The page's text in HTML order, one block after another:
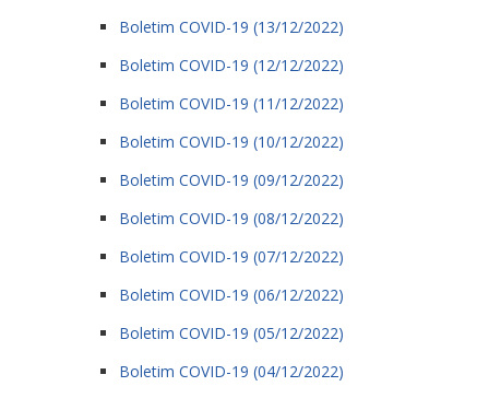
Boletim COVID-19 (13/12/2022)
Boletim COVID-19 (12/12/2022)
Boletim COVID-19 (11/12/2022)
Boletim COVID-19 (10/12/2022)
Boletim COVID-19 (09/12/2022)
Boletim COVID-19 (08/12/2022)
Boletim COVID-19 (07/12/2022)
Boletim COVID-19 (06/12/2022)
Boletim COVID-19 (05/12/2022)
Boletim COVID-19 (04/12/2022)